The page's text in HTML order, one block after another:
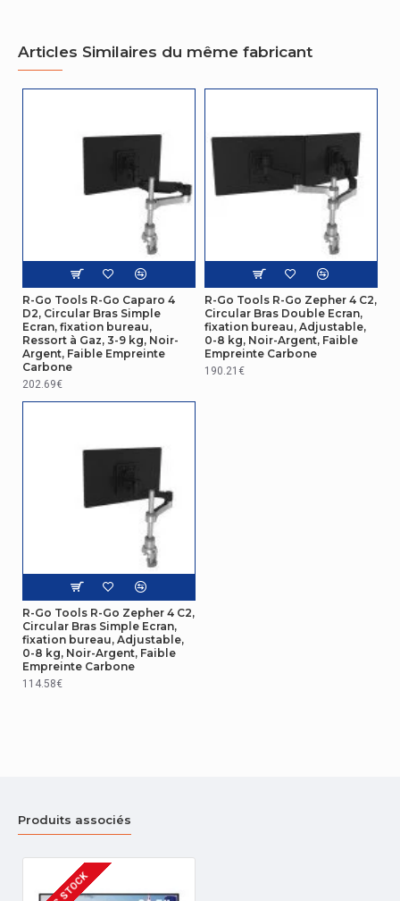
Ressort
mécanique
interface de
montage
(min)
75 x 75 mm
Compatibilité
interface de
montage
(max)
Réglage de la
carton
principal
40 cm
Longueur du
carton
principal
30 cm
Quantité par
principal
Articles Similaires du même fabricant
R-Go Tools R-Go Caparo 4
D2, Circular Bras Simple
Ecran, fixation bureau,
Ressort à Gaz, 3-9 kg, Noir-
Argent, Faible Empreinte
Carbone
202.69€
R-Go Tools R-Go Zepher 4 C2,
Circular Bras Double Ecran,
fixation bureau, Adjustable,
0-8 kg, Noir-Argent, Faible
Empreinte Carbone
190.21€
R-Go Tools R-Go Zepher 4 C2,
Circular Bras Simple Ecran,
fixation bureau, Adjustable,
0-8 kg, Noir-Argent, Faible
Empreinte Carbone
114.58€
Produits associés